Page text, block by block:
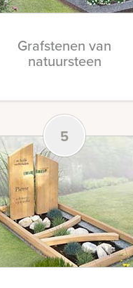
Grafstenen van
natuursteen
5